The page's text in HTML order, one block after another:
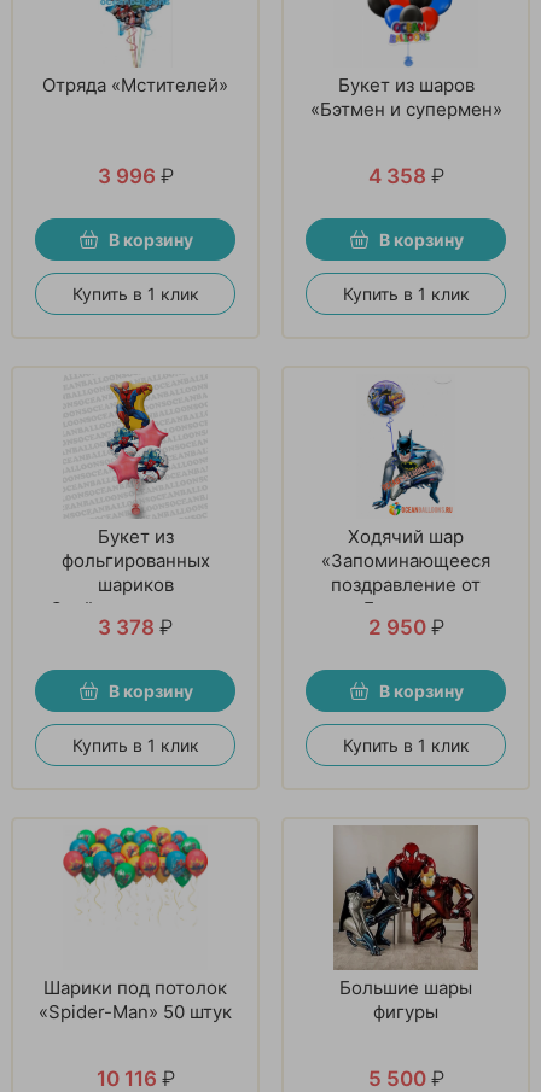
Отряда «Мстителей»
3 996 ₽
В корзину
Купить в 1 клик
Букет из шаров
«Бэтмен и супермен»
4 358 ₽
В корзину
Купить в 1 клик
Букет из
фольгированных
шариков
«Спайдермен спешит
на помощь»
3 378 ₽
В корзину
Купить в 1 клик
Ходячий шар
«Запоминающееся
поздравление от
Бэтмена»
2 950 ₽
В корзину
Купить в 1 клик
Шарики под потолок
«Spider-Man» 50 штук
10 116 ₽
Большие шары
фигуры
5 500 ₽